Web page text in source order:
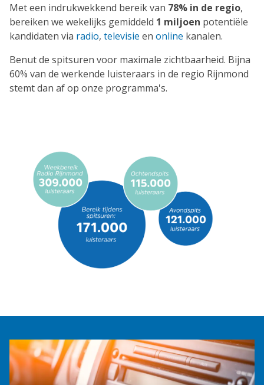
Met een indrukwekkend bereik van 78% in de regio,
bereiken we wekelijks gemiddeld 1 miljoen potentiële
kandidaten via radio, televisie en online kanalen.
Benut de spitsuren voor maximale zichtbaarheid. Bijna
60% van de werkende luisteraars in de regio Rijnmond
stemt dan af op onze programma's.